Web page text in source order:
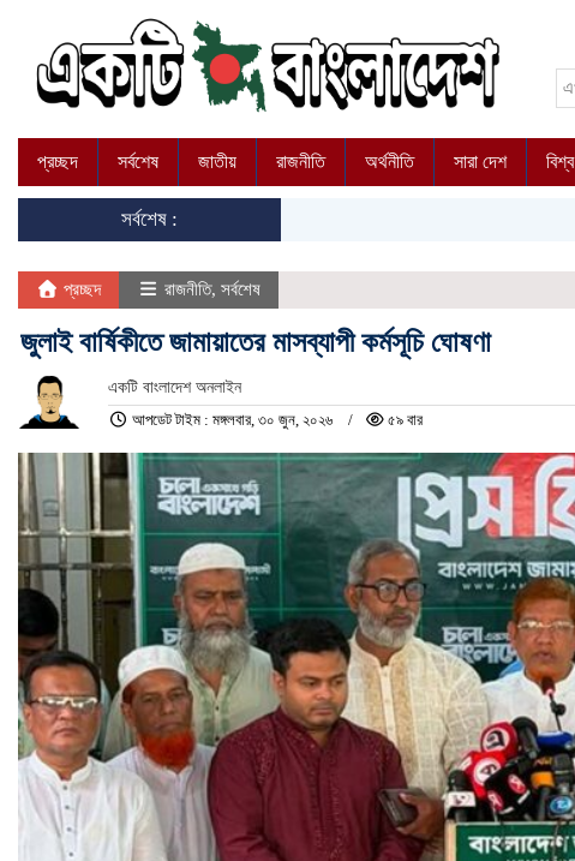
প্রচ্ছদ সর্বশেষ জাতীয় রাজনীতি অর্থনীতি সারা দেশ বিশ্ব
সর্বশেষ :
প্রচ্ছদ রাজনীতি, সর্বশেষ
জুলাই বার্ষিকীতে জামায়াতের মাসব্যাপী কর্মসূচি ঘোষণা
একটি বাংলাদেশ অনলাইন
আপডেট টাইম : মঙ্গলবার, ৩০ জুন, ২০২৬
৫৯ বার